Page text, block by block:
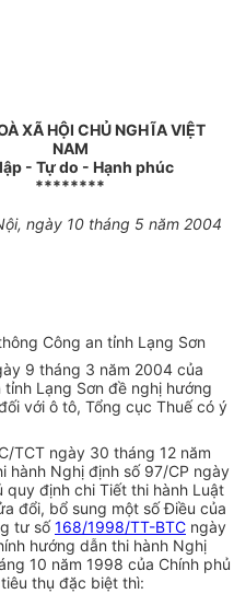
XÃ HỘI CHỦ NGHĨA VIỆT
NAM
- Tự do - Hạnh phúc
********
ngày 10 tháng 5 năm 2004
Công an tỉnh Lạng Sơn
9 tháng 3 năm 2004 của
Lạng Sơn đề nghị hướng
với ô tô, Tổng cục Thuế có ý
TCT ngày 30 tháng 12 năm
hành Nghị định số 97/CP ngày
quy định chi Tiết thi hành Luật
đổi, bổ sung một số Điều của
tư số168/1998/TT-BTC ngày
hướng dẫn thi hành Nghị
10 năm 1998 của Chính phủ
thụ đặc biệt thì: